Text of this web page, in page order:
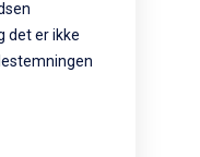
det er ikke